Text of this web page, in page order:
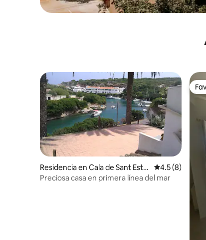
Residencia en Cala de Sant Este
ve
Calificación
4.5 (8)
Preciosa casa en primera línea del mar